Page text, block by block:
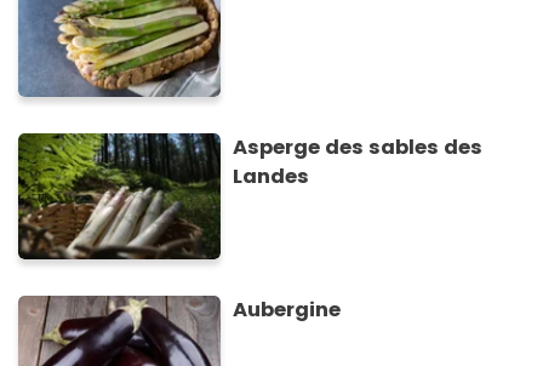
Asperge des sables des
Landes
Aubergine